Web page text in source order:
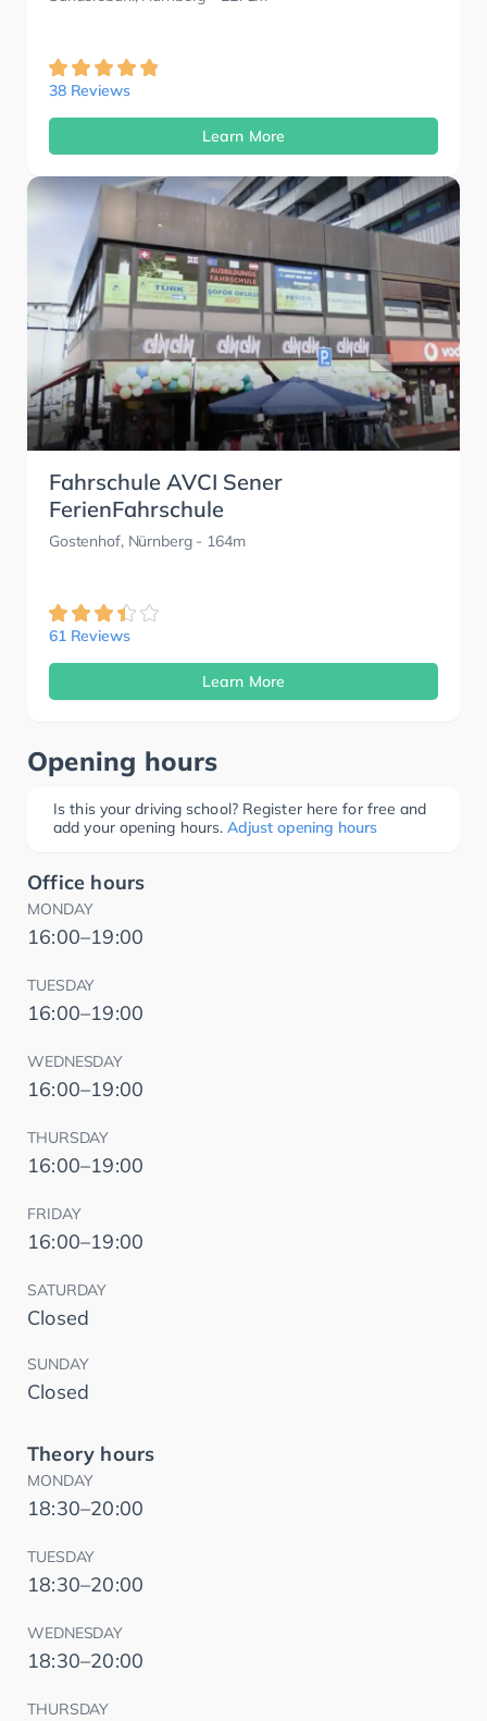
38 Reviews
Learn More
Fahrschule AVCI Sener
FerienFahrschule
Gostenhof, Nürnberg- 164m
61 Reviews
Learn More
Opening hours
Is this your driving school? Register here for free and
add your opening hours. Adjust opening hours
Office hours
MONDAY
16:00–19:00
TUESDAY
16:00–19:00
WEDNESDAY
16:00–19:00
THURSDAY
16:00–19:00
FRIDAY
16:00–19:00
SATURDAY
Closed
SUNDAY
Closed
Theory hours
MONDAY
18:30–20:00
TUESDAY
18:30–20:00
WEDNESDAY
18:30–20:00
THURSDAY